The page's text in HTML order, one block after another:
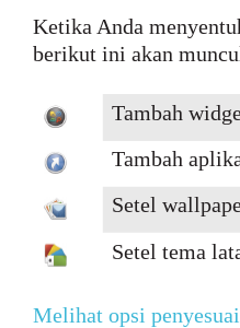
Ketika Anda
berikut ini akan
Tambah
Tambah
Setel
Setel tema
Melihat opsi